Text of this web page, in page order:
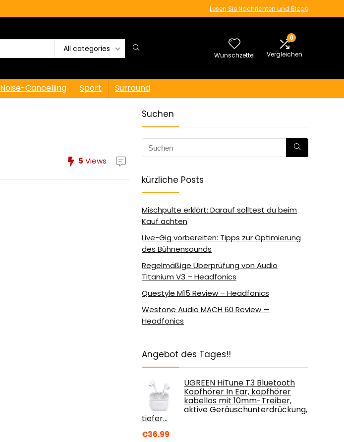
Lesen Sie Nachrichten und Blogs
All categories
Wunschzettel
0
Vergleichen
Noise-Cancelling Sport Surround
5 Views
Suchen
kürzliche Posts
Mischpulte erklärt: Darauf solltest du beim
Kauf achten
Live-Gig vorbereiten: Tipps zur Optimierung
des Bühnensounds
Regelmäßige Überprüfung von Audio
Titanium V3 – Headfonics
Questyle M15 Review – Headfonics
Westone Audio MACH 60 Review —
Headfonics
Angebot des Tages!!
UGREEN HiTune T3 Bluetooth
Kopfhörer In Ear, kopfhörer
kabellos mit 10mm-Treiber,
aktive Geräuschunterdrückung,
tiefer…
€36.99